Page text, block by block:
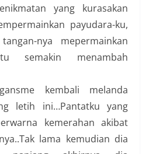
yang kurasakan
payudara-ku,
nya mepermainkan
semakin menambah
kembali melanda
letih ini…Pantatku yang
kemerahan akibat
lama kemudian dia